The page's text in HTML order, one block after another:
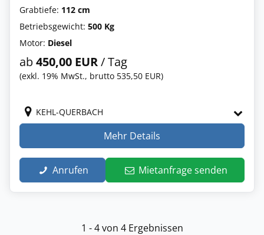
Grabtiefe: 112 cm
Betriebsgewicht: 500 Kg
Motor: Diesel
ab450,00 EUR/ Tag
(exkl. 19% MwSt., brutto 535,50 EUR)
KEHL-QUERBACH
Mehr Details
Anrufen Mietanfrage senden
1 - 4 von 4 Ergebnissen